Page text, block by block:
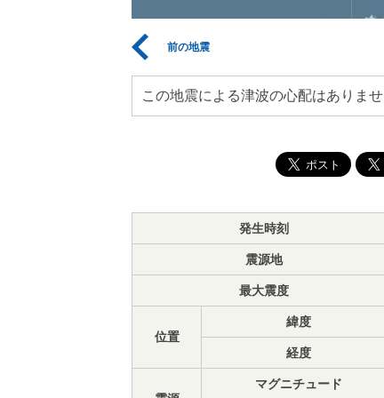
前の地震
この地震による津波の心配はありませ
発生時刻
震源地
最大震度
位置
緯度
経度
マグニチュード